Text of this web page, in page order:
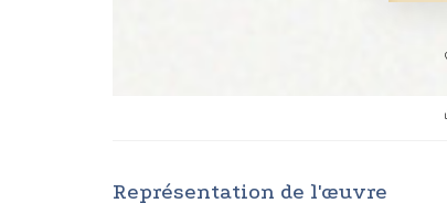
Représentation de l'œuvre